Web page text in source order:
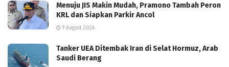
Menuju JIS Makin Mudah, Pramono Tambah Peron
KRL dan Siapkan Parkir Ancol
9 August 2026
Tanker UEA Ditembak Iran di Selat Hormuz, Arab
Saudi Berang